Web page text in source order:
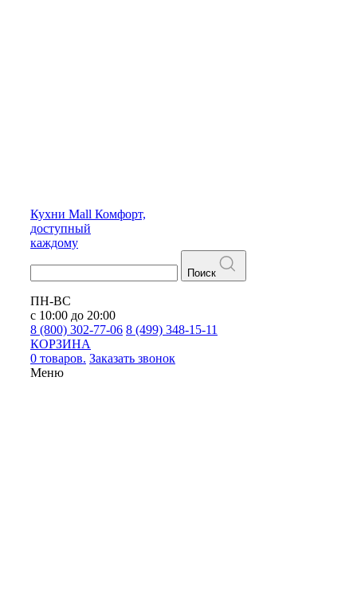
Кухни Mall Комфорт,
доступный
каждому
Поиск
ПН-ВС
с 10:00 до 20:00
8 (800) 302-77-06 8 (499) 348-15-11
КОРЗИНА
0 товаров. Заказать звонок
Меню